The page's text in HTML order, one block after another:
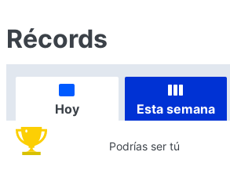
Récords
Hoy Esta semana
Podrías ser tú